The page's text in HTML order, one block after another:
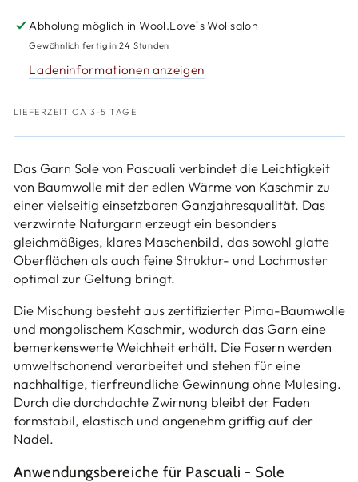
für
Pascuali
Sole
für
Pascuali
Sole
Abholung möglich inWool.Love´s Wollsalon
Gewöhnlich fertig in 24 Stunden
Ladeninformationen anzeigen
LIEFERZEIT CA 3-5 TAGE
Das Garn Sole von Pascuali verbindet die Leichtigkeit
von Baumwolle mit der edlen Wärme von Kaschmir zu
einer vielseitig einsetzbaren Ganzjahresqualität. Das
verzwirnte Naturgarn erzeugt ein besonders
gleichmäßiges, klares Maschenbild, das sowohl glatte
Oberflächen als auch feine Struktur- und Lochmuster
optimal zur Geltung bringt.
Die Mischung besteht aus zertifizierter Pima-Baumwolle
und mongolischem Kaschmir, wodurch das Garn eine
bemerkenswerte Weichheit erhält. Die Fasern werden
umweltschonend verarbeitet und stehen für eine
nachhaltige, tierfreundliche Gewinnung ohne Mulesing.
Durch die durchdachte Zwirnung bleibt der Faden
formstabil, elastisch und angenehm griffig auf der
Nadel.
Anwendungsbereiche für Pascuali - Sole